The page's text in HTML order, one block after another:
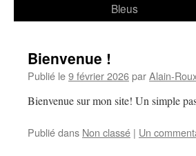
Bleus
Bienvenue !
Publié le9 février 2026parAlain-
Bienvenue sur mon site! Un simple
Publié dans Non classé | Un